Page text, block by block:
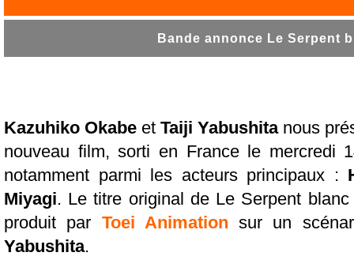
Bande annonce Le Serpent
Kazuhiko Okabe et Taiji Yabushitanous
nouveau film, sorti en France le mercredi
notamment parmi les acteurs principaux :
Miyagi. Le titre original de Le Serpent
produit par Toei Animation sur un
Yabushita.